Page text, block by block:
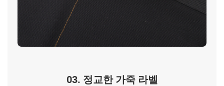
03. 정교한 가죽 라벨